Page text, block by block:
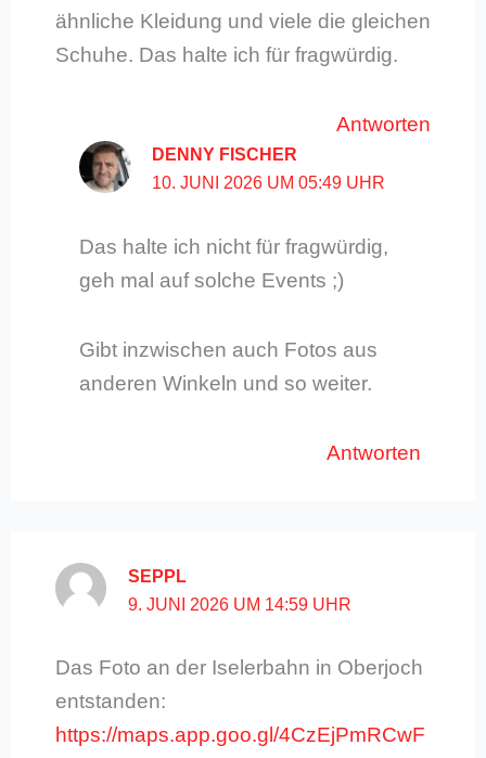
ähnliche Kleidung und viele die gleichen
Schuhe. Das halte ich für fragwürdig.
Antworten
DENNY FISCHER
10. JUNI 2026 UM 05:49 UHR
Das halte ich nicht für fragwürdig,
geh mal auf solche Events ;)
Gibt inzwischen auch Fotos aus
anderen Winkeln und so weiter.
Antworten
SEPPL
9. JUNI 2026 UM 14:59 UHR
Das Foto an der Iselerbahn in Oberjoch
entstanden:
https://maps.app.goo.gl/4CzEjPmRCwF